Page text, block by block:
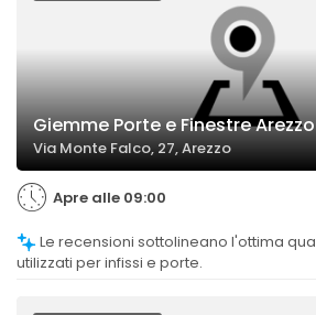
Giemme Porte e Finestre Arezzo
Via Monte Falco, 27, Arezzo
Apre alle 09:00
utilizzati per infissi e porte.